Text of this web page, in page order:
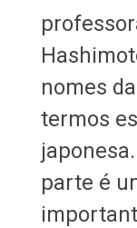
nomes
termos
parte é